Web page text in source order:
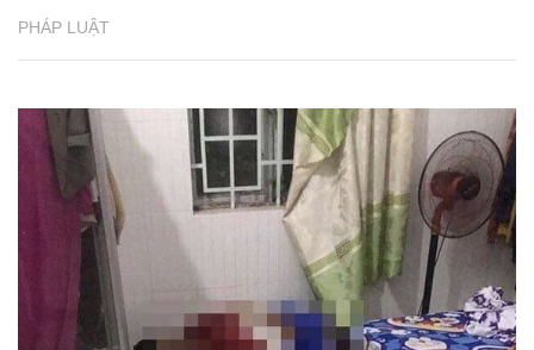
PHÁP LUẬT